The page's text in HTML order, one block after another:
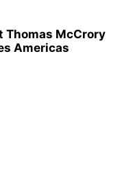
Thomas McCrory
Americas